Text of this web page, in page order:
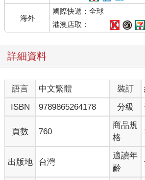
海外
國際快遞：全球
港澳店取：
詳細資料
語言 中文繁體 裝訂
ISBN
9789865264178 分級
頁數 760
商品規
格
出版地 台灣
適讀年
齡